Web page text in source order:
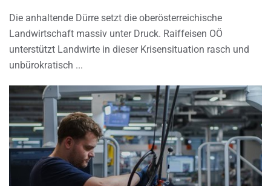
Die anhaltende Dürre setzt die oberösterreichische
Landwirtschaft massiv unter Druck. Raiffeisen OÖ
unterstützt Landwirte in dieser Krisensituation rasch und
unbürokratisch